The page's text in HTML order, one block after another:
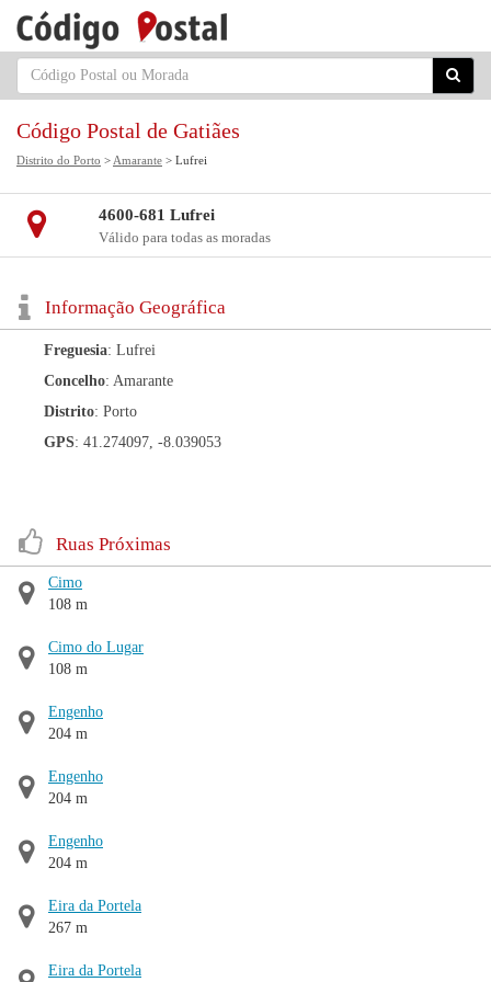
Código Postal de Gatiães
Distrito do Porto > Amarante > Lufrei
4600-681 Lufrei
Válido para todas as moradas
Informação Geográfica
Freguesia: Lufrei
Concelho: Amarante
Distrito: Porto
GPS: 41.274097, -8.039053
Ruas Próximas
Cimo
108 m
Cimo do Lugar
108 m
Engenho
204 m
Engenho
204 m
Engenho
204 m
Eira da Portela
267 m
Eira da Portela